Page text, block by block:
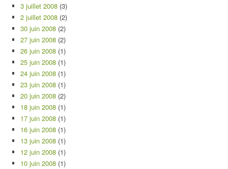
3 juillet 2008 (3)
2 juillet 2008 (2)
30 juin 2008 (2)
27 juin 2008 (2)
26 juin 2008 (1)
25 juin 2008 (1)
24 juin 2008 (1)
23 juin 2008 (1)
20 juin 2008 (2)
18 juin 2008 (1)
17 juin 2008 (1)
16 juin 2008 (1)
13 juin 2008 (1)
12 juin 2008 (1)
10 juin 2008 (1)